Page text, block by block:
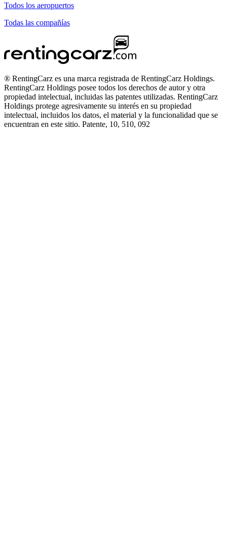
Todos los aeropuertos
Todas las compañías
® RentingCarz es una marca registrada de RentingCarz Holdings.
RentingCarz Holdings posee todos los derechos de autor y otra
propiedad intelectual, incluidas las patentes utilizadas. RentingCarz
Holdings protege agresivamente su interés en su propiedad
intelectual, incluidos los datos, el material y la funcionalidad que se
encuentran en este sitio. Patente, 10, 510, 092